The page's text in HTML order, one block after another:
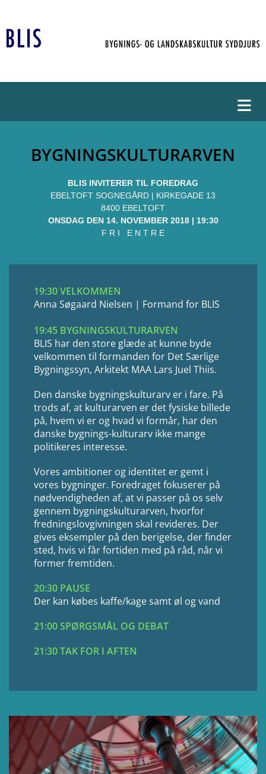
BYGNINGSKULTURARVEN
BLIS INVITERER TIL FOREDRAG
EBELTOFT SOGNEGÅRD | KIRKEGADE 13
8400 EBELTOFT
ONSDAG DEN 14. NOVEMBER 2018 | 19:30
F R I E N T R E
19:30 VELKOMMEN
Anna Søgaard Nielsen | Formand for BLIS
19:45 BYGNINGSKULTURARVEN
BLIS har den store glæde at kunne byde
velkommen til formanden for Det Særlige
Bygningssyn, Arkitekt MAA Lars Juel Thiis.
Den danske bygningskulturarv er i fare. På
trods af, at kulturarven er det fysiske billede
på, hvem vi er og hvad vi formår, har den
danske bygnings-kulturarv ikke mange
politikeres interesse.
Vores ambitioner og identitet er gemt i
vores bygninger. Foredraget fokuserer på
nødvendigheden af, at vi passer på os selv
gennem bygningskulturarven, hvorfor
fredningslovgivningen skal revideres. Der
gives eksempler på den berigelse, der finder
sted, hvis vi får fortiden med på råd, når vi
former fremtiden.
20:30 PAUSE
Der kan købes kaffe/kage samt øl og vand
21:00 SPØRGSMÅL OG DEBAT
21:30 TAK FOR I AFTEN